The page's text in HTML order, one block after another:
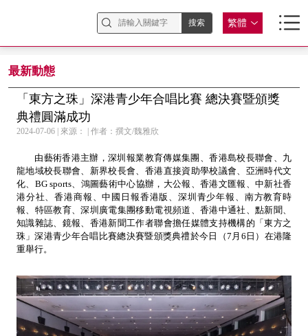
繁體
最新動態
「東方之珠」深港青少年合唱比賽 總決賽暨頒獎
典禮圓滿成功
2024-07-06 | 來源： | 作者：撰文/魏雅欣
由藝術香港主辦，深圳報業教育傳媒集團、香港島校長聯會、九
龍地域校長聯會、新界校長會、香港直接資助學校議會、亞洲時代文
化、BG sports、鴻圖藝術中心協辦，大公報、香港文匯報、中新社香
港分社、香港商報、中國日報香港版、深圳青少年報、南方教育時
報、特區教育、深圳廣電集團移動電視頻道、香港中通社、點新聞、
知識雜誌、鏡報、香港新聞工作者聯會擔任媒體支持機構的「東方之
珠」深港青少年合唱比賽總決賽暨頒獎典禮於今日（7月6日）在港隆
重舉行。